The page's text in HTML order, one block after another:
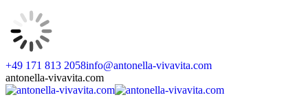
Zum
Inhalt
springen
+49 171 813 2058info@antonella-vivavita.com
Instagram
page
Facebook
page
Linkedin
page
Whatsapp
page
antonella-vivavita.com